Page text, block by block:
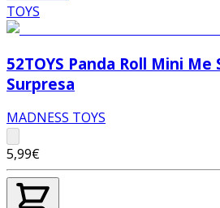
52TOYS Panda Roll Mini
Surpresa
MADNESS TOYS
5,99€